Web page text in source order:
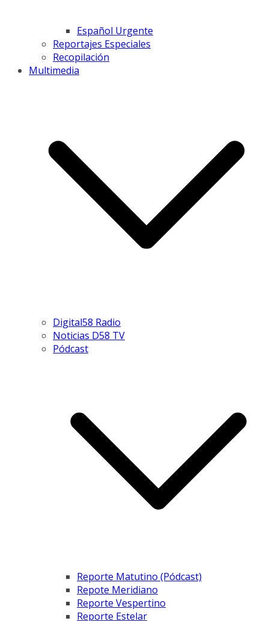
Español Urgente
Reportajes Especiales
Recopilación
Multimedia
Digital58 Radio
Noticias D58 TV
Pódcast
Reporte Matutino (Pódcast)
Repote Meridiano
Reporte Vespertino
Reporte Estelar